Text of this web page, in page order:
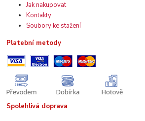
Jak nakupovat
Kontakty
Soubory ke stažení
Platební metody
Spolehlivá doprava